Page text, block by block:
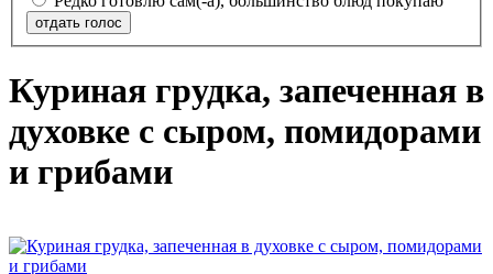
отдать голос
Куриная грудка, запеченная в
духовке с сыром, помидорами
и грибами